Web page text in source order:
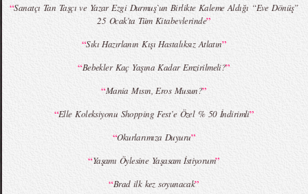
MBFWI - Giray Sepin 2015 Yaz Koleksiyonu MBFWI - Burçe Bekrek 2015 Yaz Koleksiyonu
“Sanatçı Tan Taşçı ve Yazar Ezgi Durmuş`un Birlikte Kaleme Aldığı “Eve Dönüş”
25 Ocak’ta Tüm Kitabevlerinde”
“Sıkı Hazırlanın Kışı Hastalıksız Atlatın”
“Bebekler Kaç Yaşına Kadar Emzirilmeli?”
“Mania Mısın, Eros Musun?”
“Elle Koleksiyonu Shopping Fest’e Özel % 50 İndirimli”
“Okurlarımıza Duyuru”
“Yaşamı Öylesine Yaşasam İstiyorum”
“Brad ilk kez soyunacak”